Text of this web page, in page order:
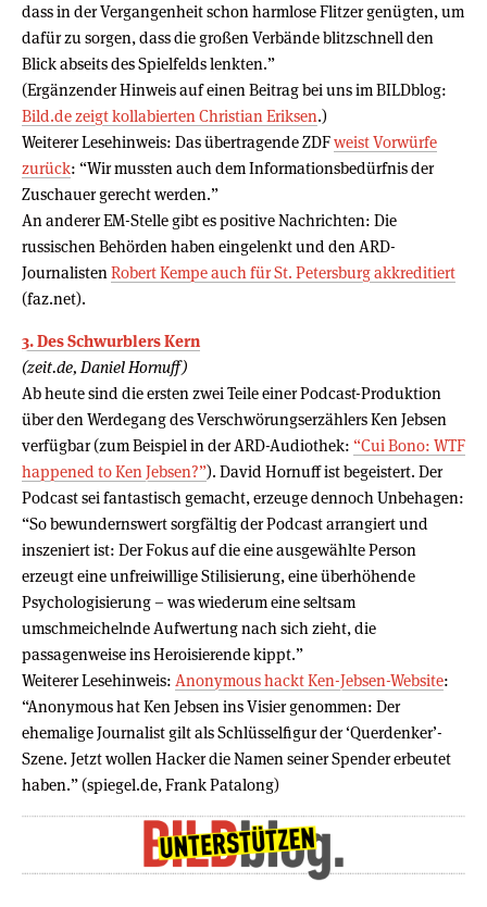
dass in der Vergangenheit schon harmlose Flitzer genügten, um
dafür zu sorgen, dass die großen Verbände blitzschnell den
Blick abseits des Spielfelds lenkten.”
(Ergänzender Hinweis auf einen Beitrag bei uns im BILDblog:
Bild.de zeigt kollabierten Christian Eriksen.)
Weiterer Lesehinweis: Das übertragende ZDFweist Vorwürfe
zurück: “Wir mussten auch dem Informationsbedürfnis der
Zuschauer gerecht werden.”
An anderer EM-Stelle gibt es positive Nachrichten: Die
russischen Behörden haben eingelenkt und den ARD-
Journalisten Robert Kempe auch für St. Petersburg akkreditiert
(faz.net).
3. Des Schwurblers Kern
(zeit.de, Daniel Hornuff)
Ab heute sind die ersten zwei Teile einer Podcast-Produktion
über den Werdegang des Verschwörungserzählers Ken Jebsen
verfügbar (zum Beispiel in der ARD-Audiothek: “Cui Bono: WTF
happened to Ken Jebsen?”). David Hornuff ist begeistert. Der
Podcast sei fantastisch gemacht, erzeuge dennoch Unbehagen:
“So bewundernswert sorgfältig der Podcast arrangiert und
inszeniert ist: Der Fokus auf die eine ausgewählte Person
erzeugt eine unfreiwillige Stilisierung, eine überhöhende
Psychologisierung – was wiederum eine seltsam
umschmeichelnde Aufwertung nach sich zieht, die
passagenweise ins Heroisierende kippt.”
Weiterer Lesehinweis: Anonymous hackt Ken-Jebsen-Website:
“Anonymous hat Ken Jebsen ins Visier genommen: Der
ehemalige Journalist gilt als Schlüsselfigur der ‘Querdenker’-
Szene. Jetzt wollen Hacker die Namen seiner Spender erbeutet
haben.” (spiegel.de, Frank Patalong)